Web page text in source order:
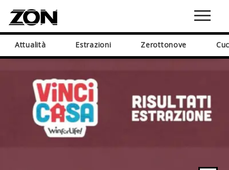
Attualità Estrazioni Zerottonove